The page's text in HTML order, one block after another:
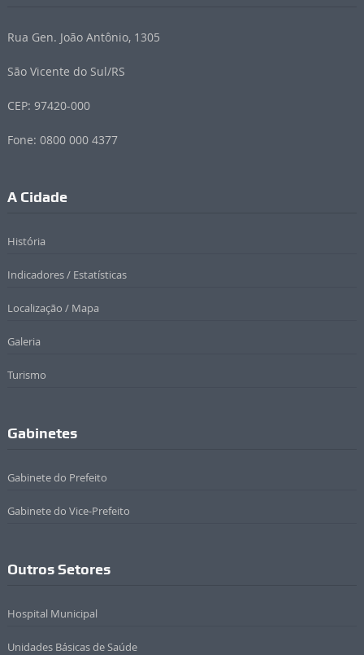
Rua Gen. João Antônio, 1305
São Vicente do Sul/RS
CEP: 97420-000
Fone: 0800 000 4377
A Cidade
História
Indicadores / Estatísticas
Localização / Mapa
Galeria
Turismo
Gabinetes
Gabinete do Prefeito
Gabinete do Vice-Prefeito
Outros Setores
Hospital Municipal
Unidades Básicas de Saúde